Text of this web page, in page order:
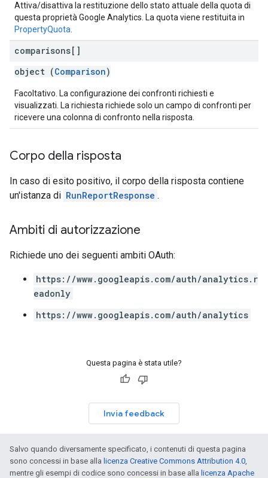
Attiva/disattiva la restituzione dello stato attuale della quota di
questa proprietà Google Analytics. La quota viene restituita in
PropertyQuota
comparisons[]
object (Comparison)
Facoltativo. La configurazione dei confronti richiesti e
visualizzati. La richiesta richiede solo un campo di confronti per
ricevere una colonna di confronto nella risposta.
Corpo della risposta
In caso di esito positivo, il corpo della risposta contiene
un'istanza di RunReportResponse .
Ambiti di autorizzazione
Richiede uno dei seguenti ambiti OAuth:
https://www.googleapis.com/auth/analytics.r
eadonly
https://www.googleapis.com/auth/analytics
Questa pagina è stata utile?
Invia feedback
Salvo quando diversamente specificato, i contenuti di questa pagina
sono concessi in base alla licenza Creative Commons Attribution 4.0,
mentre gli esempi di codice sono concessi in base alla licenza Apache